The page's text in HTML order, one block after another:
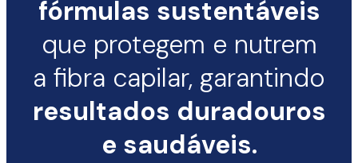
fórmulas sustentáveis
que protegem e nutrem
a fibra capilar, garantindo
resultados duradouros
e saudáveis.